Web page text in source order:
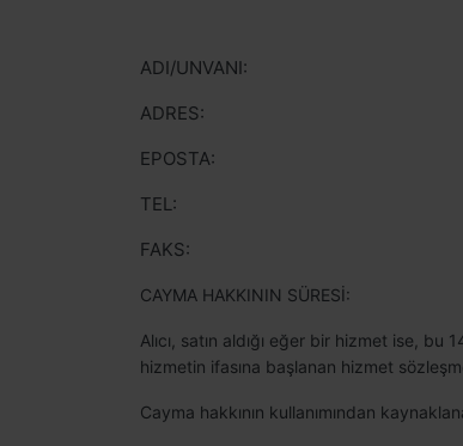
ADI/UNVANI:
ADRES:
EPOSTA:
TEL:
FAKS:
CAYMA HAKKININ SÜRESİ:
Alıcı, satın aldığı eğer bir hizmet ise,
hizmetin ifasına başlanan hizmet
Cayma hakkının kullanımından